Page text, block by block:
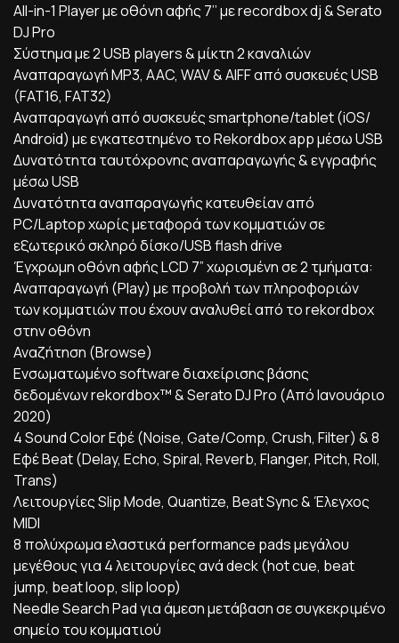
All-in-1 Player με οθόνη αφής 7’’ με recordbox dj & Serato
DJ Pro
Σύστημα με 2 USB players & μίκτη 2 καναλιών
Αναπαραγωγή ΜΡ3, AAC, WAV & AIFF από συσκευές USB
(FAT16, FAT32)
Αναπαραγωγή από συσκευές smartphone/tablet (iOS/
Android) με εγκατεστημένο το Rekordbox app μέσω USB
Δυνατότητα ταυτόχρονης αναπαραγωγής & εγγραφής
μέσω USB
Δυνατότητα αναπαραγωγής κατευθείαν από
PC/Laptop χωρίς μεταφορά των κομματιών σε
εξωτερικό σκληρό δίσκο/USB flash drive
Έγχρωμη οθόνη αφής LCD 7” χωρισμένη σε 2 τμήματα:
Αναπαραγωγή (Play) με προβολή των πληροφοριών
των κομματιών που έχουν αναλυθεί από το rekordbox
στην οθόνη
Αναζήτηση (Browse)
Ενσωματωμένο software διαχείρισης βάσης
δεδομένων rekordbox™ & Serato DJ Pro (Από Ιανουάριο
2020)
4 Sound Color Εφέ (Noise, Gate/Comp, Crush, Filter) & 8
Εφέ Beat (Delay, Echo, Spiral, Reverb, Flanger, Pitch, Roll,
Trans)
Λειτουργίες Slip Mode, Quantize, Beat Sync & Έλεγχος
MIDI
8 πολύχρωμα ελαστικά performance pads μεγάλου
μεγέθους για 4 λειτουργίες ανά deck (hot cue, beat
jump, beat loop, slip loop)
Needle Search Pad για άμεση μετάβαση σε συγκεκριμένο
σημείο του κομματιού